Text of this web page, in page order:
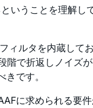
いうことを理解
ルタを内蔵し
で折返しノイズ
です。
に求められる要